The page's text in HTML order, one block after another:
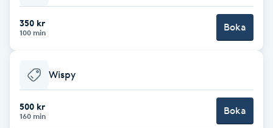
Bottenfärg
Brynfärgning
Brynplockning
350 kr
100 min Boka
Wispy
500 kr
160 min Boka